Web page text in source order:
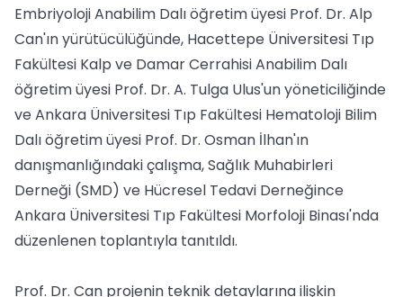
Embriyoloji Anabilim Dalı öğretim üyesi Prof. Dr. Alp
Can'ın yürütücülüğünde, Hacettepe Üniversitesi Tıp
Fakültesi Kalp ve Damar Cerrahisi Anabilim Dalı
öğretim üyesi Prof. Dr. A. Tulga Ulus'un yöneticiliğinde
ve Ankara Üniversitesi Tıp Fakültesi Hematoloji Bilim
Dalı öğretim üyesi Prof. Dr. Osman İlhan'ın
danışmanlığındaki çalışma, Sağlık Muhabirleri
Derneği (SMD) ve Hücresel Tedavi Derneğince
Ankara Üniversitesi Tıp Fakültesi Morfoloji Binası'nda
düzenlenen toplantıyla tanıtıldı.
Prof. Dr. Can projenin teknik detaylarına ilişkin